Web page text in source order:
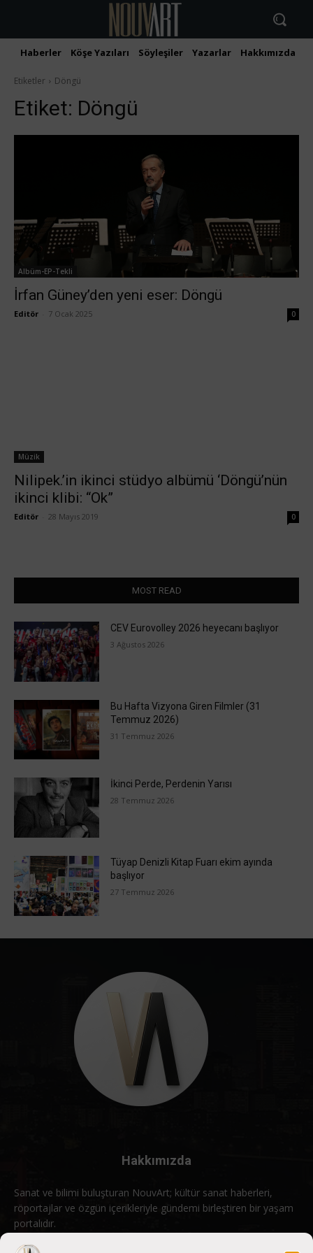
Haberler Köşe Yazıları Söyleşiler Yazarlar Hakkımızda
Etiketler Döngü
Etiket: Döngü
Albüm-EP-Tekli
İrfan Güney’den yeni eser: Döngü
Editör 7 Ocak 2025 0
Müzik
Nilipek.’in ikinci stüdyo albümü ‘Döngü’nün
ikinci klibi: “Ok”
Editör 28 Mayıs 2019 0
MOST READ
CEV Eurovolley 2026 heyecanı başlıyor
3 Ağustos 2026
Bu Hafta Vizyona Giren Filmler (31
Temmuz 2026)
31 Temmuz 2026
İkinci Perde, Perdenin Yarısı
28 Temmuz 2026
Tüyap Denizli Kitap Fuarı ekim ayında
başlıyor
27 Temmuz 2026
Hakkımızda
Sanat ve bilimi buluşturan NouvArt; kültür sanat haberleri,
röportajlar ve özgün içerikleriyle gündemi birleştiren bir yaşam
portalıdır.